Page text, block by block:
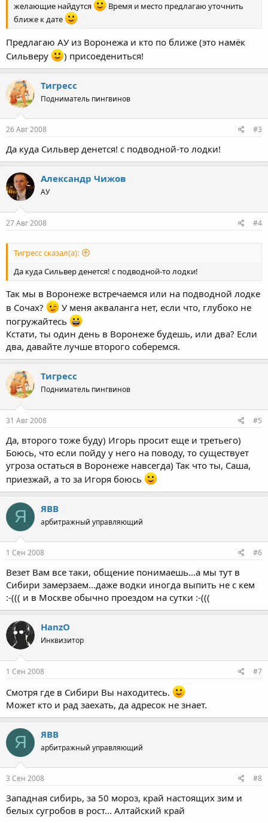
желающие найдутся
Время и место предлагаю уточнить
ближе к дате
Предлагаю АУ из Воронежа и кто по ближе (это намёк
Сильверу
) присоедениться!
Тигресс
Подниматель пингвинов
26 Авг 2008 #3
Да куда Сильвер денется! с подводной-то лодки!
Александр Чижов
АУ
27 Авг 2008 #4
Тигресс сказал(а):
Да куда Сильвер денется! с подводной-то лодки!
Так мы в Воронеже встречаемся или на подводной лодке
в Сочах?
У меня акваланга нет, если что, глубоко не
погружайтесь
Кстати, ты один день в Воронеже будешь, или два? Если
два, давайте лучше второго соберемся.
Тигресс
Подниматель пингвинов
31 Авг 2008 #5
Да, второго тоже буду) Игорь просит еще и третьего)
Боюсь, что если пойду у него на поводу, то существует
угроза остаться в Воронеже навсегда) Так что ты, Саша,
приезжай, а то за Игоря боюсь
Я ЯВВ
арбитражный управляющий
1 Сен 2008 #6
Везет Вам все таки, общение понимаешь...а мы тут в
Сибири замерзаем...даже водки иногда выпить не с кем
:-((( и в Москве обычно проездом на сутки :-(((
HanzO
Инквизитор
1 Сен 2008 #7
Смотря где в Сибири Вы находитесь.
Может кто и рад заехать, да адресок не знает.
Я ЯВВ
арбитражный управляющий
3 Сен 2008 #8
Западная сибирь, за 50 мороз, край настоящих зим и
белых сугробов в рост... Алтайский край